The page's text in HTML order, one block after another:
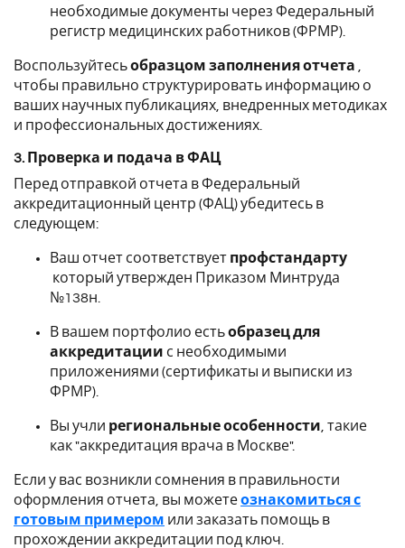
необходимые документы через Федеральный
регистр медицинских работников (ФРМР).
Воспользуйтесьобразцом заполнения отчета
чтобы правильно структурировать информацию о
ваших научных публикациях, внедренных методиках
и профессиональных достижениях.
3. Проверка и подача в ФАЦ
Перед отправкой отчета в Федеральный
аккредитационный центр (ФАЦ) убедитесь в
следующем:
Ваш отчет соответствует профстандарту
который утвержден Приказом Минтруда
№138н.
В вашем портфолио естьобразец для
аккредитации с необходимыми
приложениями (сертификаты и выписки из
ФРМР).
Вы учли региональные особенности , такие
как "аккредитация врача в Москве".
Если у вас возникли сомнения в правильности
оформления отчета, вы можетеознакомиться с
готовым примером или заказать помощь в
прохождении аккредитации под ключ.